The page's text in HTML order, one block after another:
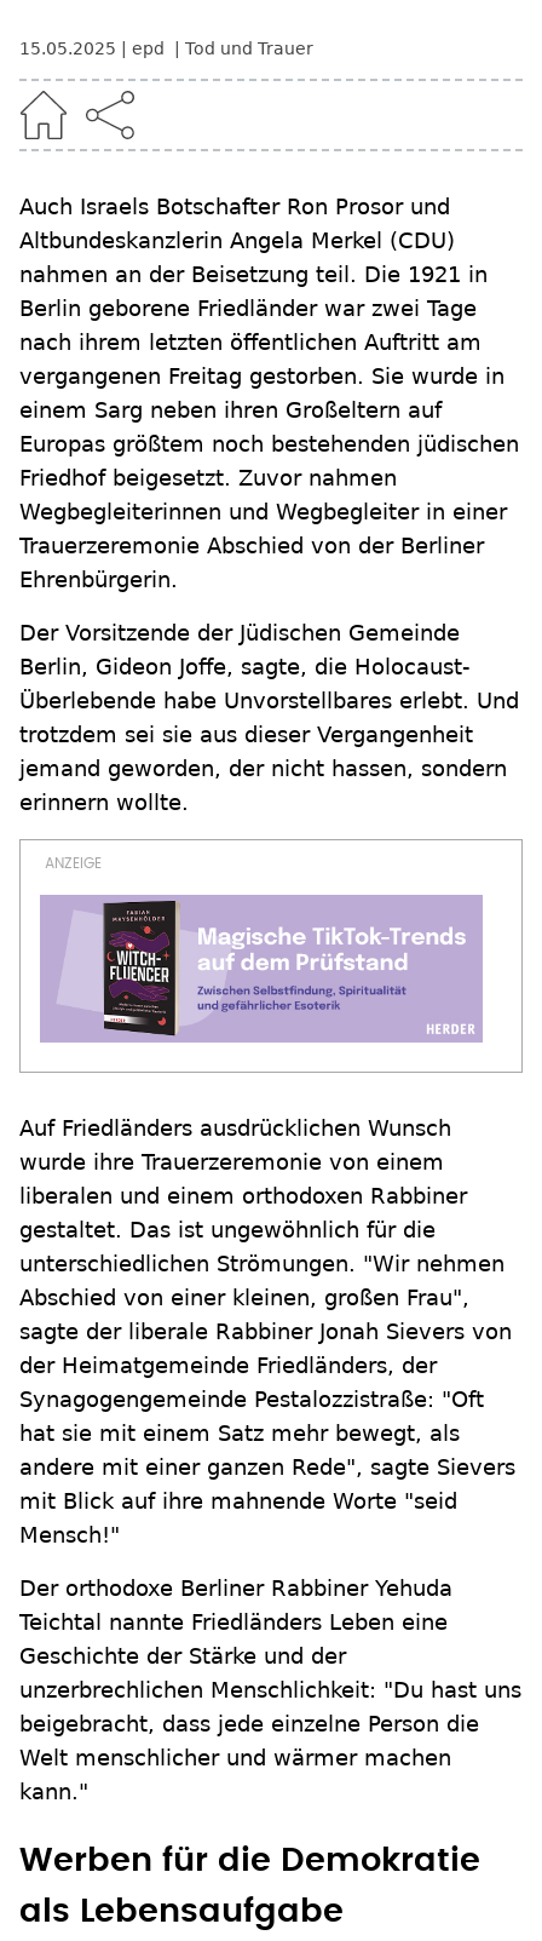
15.05.2025 epd Tod und Trauer
Auch Israels Botschafter Ron Prosor und
Altbundeskanzlerin Angela Merkel (CDU)
nahmen an der Beisetzung teil. Die 1921 in
Berlin geborene Friedländer war zwei Tage
nach ihrem letzten öffentlichen Auftritt am
vergangenen Freitag gestorben. Sie wurde in
einem Sarg neben ihren Großeltern auf
Europas größtem noch bestehenden jüdischen
Friedhof beigesetzt. Zuvor nahmen
Wegbegleiterinnen und Wegbegleiter in einer
Trauerzeremonie Abschied von der Berliner
Ehrenbürgerin.
Der Vorsitzende der Jüdischen Gemeinde
Berlin, Gideon Joffe, sagte, die Holocaust-
Überlebende habe Unvorstellbares erlebt. Und
trotzdem sei sie aus dieser Vergangenheit
jemand geworden, der nicht hassen, sondern
erinnern wollte.
Auf Friedländers ausdrücklichen Wunsch
wurde ihre Trauerzeremonie von einem
liberalen und einem orthodoxen Rabbiner
gestaltet. Das ist ungewöhnlich für die
unterschiedlichen Strömungen. "Wir nehmen
Abschied von einer kleinen, großen Frau",
sagte der liberale Rabbiner Jonah Sievers von
der Heimatgemeinde Friedländers, der
Synagogengemeinde Pestalozzistraße: "Oft
hat sie mit einem Satz mehr bewegt, als
andere mit einer ganzen Rede", sagte Sievers
mit Blick auf ihre mahnende Worte "seid
Mensch!"
Der orthodoxe Berliner Rabbiner Yehuda
Teichtal nannte Friedländers Leben eine
Geschichte der Stärke und der
unzerbrechlichen Menschlichkeit: "Du hast uns
beigebracht, dass jede einzelne Person die
Welt menschlicher und wärmer machen
kann."
Werben für die Demokratie
als Lebensaufgabe